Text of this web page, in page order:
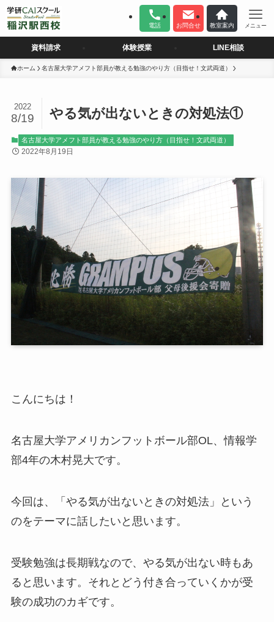
電話 お問合せ 教室案内 メニュー
資料請求 体験授業 LINE相談
ホーム 名古屋大学アメフト部員が教える勉強のやり方（目指せ！文武両道）
やる気が出ないときの対処法①
2022
8/19
名古屋大学アメフト部員が教える勉強のやり方（目指せ！文武両道）
2022年8月19日
こんにちは！
名古屋大学アメリカンフットボール部OL、情報学
部4年の木村晃大です。
今回は、「やる気が出ないときの対処法」という
のをテーマに話したいと思います。
受験勉強は長期戦なので、やる気が出ない時もあ
ると思います。それとどう付き合っていくかが受
験の成功のカギです。